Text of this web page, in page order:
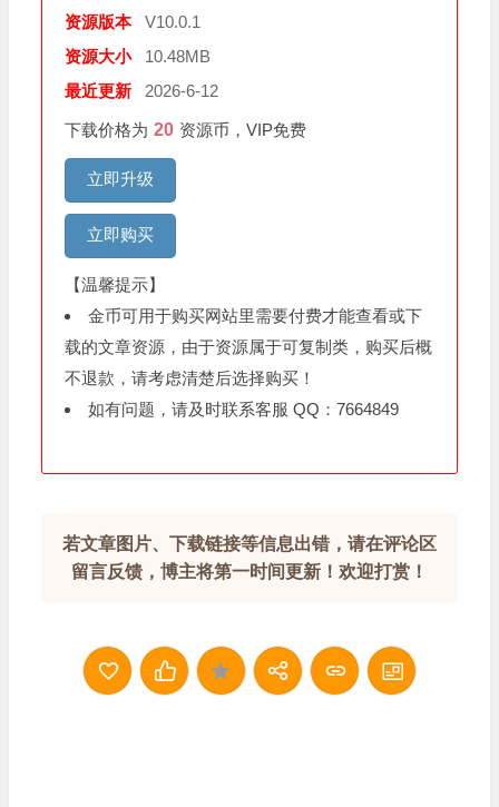
资源版本
V10.0.1
资源大小
10.48MB
最近更新
2026-6-12
下载价格为 20 资源币，VIP免费
立即升级
立即购买
【温馨提示】
金币可用于购买网站里需要付费才能查看或下
载的文章资源，由于资源属于可复制类，购买后概
不退款，请考虑清楚后选择购买！
如有问题，请及时联系客服 QQ：7664849
若文章图片、下载链接等信息出错，请在评论区
留言反馈，博主将第一时间更新！欢迎打赏！